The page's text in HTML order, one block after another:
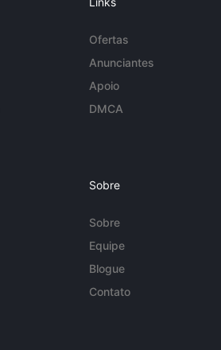
Ofertas
Anunciantes
Apoio
DMCA
Sobre
Sobre
Equipe
Blogue
Contato